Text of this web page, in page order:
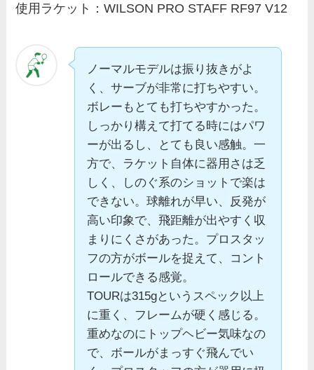
使用ラケット：WILSON PRO STAFF RF97 V12
ノーマルモデルは振り抜きがよ
く、サーブが非常に打ちやすい。
ボレーもとても打ちやすかった。
しっかり構えて打てる時にはパワ
ーが出るし、とても良い感触。一
方で、ラケット自体に器用さは乏
しく、しのぐ系のショットで楽は
できない。球離れが早い、反発が
高い印象で、飛距離が出やすく収
まりにくさがあった。プロスタッ
フの方がボールを捉えて、コント
ロールできる感覚。
TOURは315gというスペック以上
に重く、フレームが硬く感じる。
重めなのにトップヘビー気味なの
で、ボールがまっすぐ飛んでい